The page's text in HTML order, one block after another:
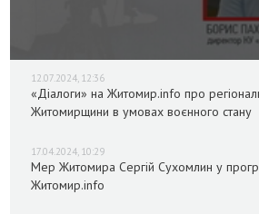
12.07.2024, 12:36
«Діалоги» на Житомир.info про
Житомирщини в умовах воєнного стану
17.04.2024, 10:29
Мер Житомира Сергій Сухомлин у
Житомир.info